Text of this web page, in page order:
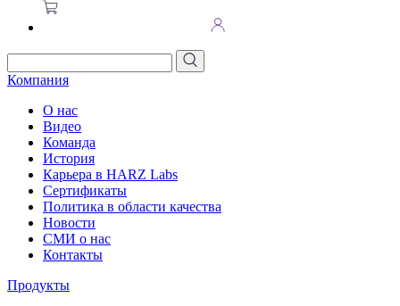
Компания
О нас
Видео
Команда
История
Карьера в HARZ Labs
Сертификаты
Политика в области качества
Новости
СМИ о нас
Контакты
Продукты